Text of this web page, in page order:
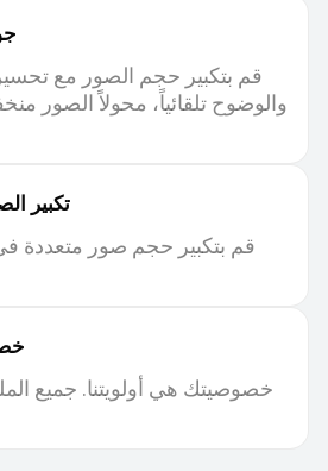
قم بتكبير حجم الصور مع
والوضوح تلقائياً، محولاً الصور
تكبير
قم بتكبير حجم صور متعددة
خصوصيتك هي أولويتنا. جميع